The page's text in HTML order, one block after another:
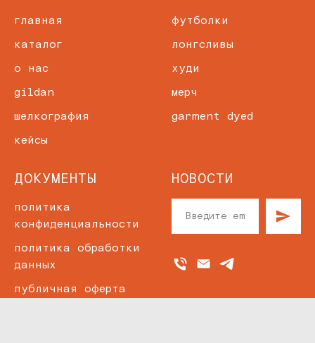
главная
каталог
о нас
gildan
шелкография
кейсы
футболки
лонгсливы
худи
мерч
garment dyed
ДОКУМЕНТЫ
политика
конфиденциальности
политика обработки
данных
публичная оферта
НОВОСТИ